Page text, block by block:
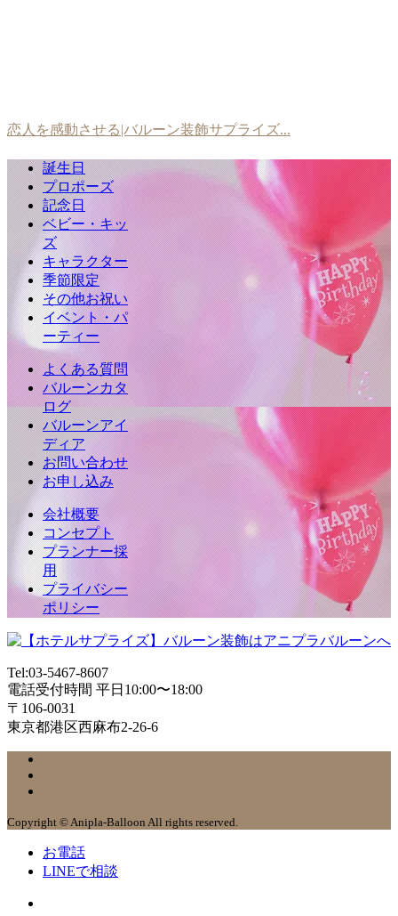
恋人を感動させる|バルーン装飾サプライズ...
誕生日
プロポーズ
記念日
ベビー・キッ
ズ
キャラクター
季節限定
その他お祝い
イベント・パ
ーティー
よくある質問
バルーンカタ
ログ
バルーンアイ
ディア
お問い合わせ
お申し込み
会社概要
コンセプト
プランナー採
用
プライバシー
ポリシー
Tel:03-5467-8607
電話受付時間 平日10:00〜18:00
〒106-0031
東京都港区西麻布2-26-6
Copyright © Anipla-Balloon All rights reserved.
お電話
LINEで相談